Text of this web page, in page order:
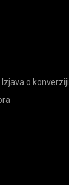
Izjava o konverziji